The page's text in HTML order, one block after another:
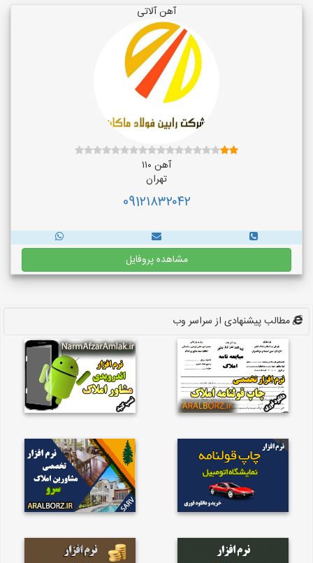
آهن آلاتی
آهن ۱۱۰
تهران
091۲۱۸۳۲۰۴۲
مشاهده پروفایل
مطالب پیشنهادی از سراسر وب